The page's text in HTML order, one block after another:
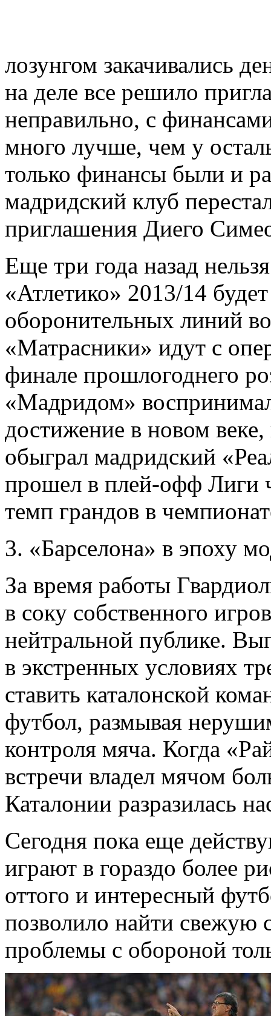
лозунгом закачивались
на деле все решило
неправильно, с
много лучше, чем у
только финансы были и
мадридский клуб
приглашения Диего
Еще три года назад
«Атлетико» 2013/14
оборонительных линий
«Матрасники» идут с
финале прошлогоднего
«Мадридом»
достижение в новом
обыграл мадридский
прошел в плей-офф Лиги
темп грандов в
3. «Барселона» в эпоху
За время работы
в соку собственного
нейтральной публике.
в экстренных условиях
ставить каталонской
футбол, размывая
контроля мяча. Когда
встречи владел мячом
Каталонии разразилась
Сегодня пока еще
играют в гораздо более
оттого и интересный
позволило найти свежую
проблемы с обороной